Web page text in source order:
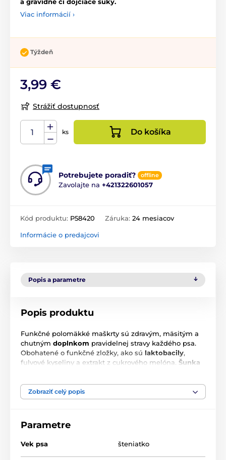
a gravidné či dojčiace suky.
Viac informácií ›
Týždeň
3,99 €
Strážiť dostupnosť
ks Do košíka
Potrebujete poradiť? offline
Zavolajte na +421322601057
Kód produktu: P58420 Záruka: 24 mesiacov
Informácie o predajcovi
Popis a parametre
Popis produktu
Funkčné polomäkké maškrty sú zdravým, mäsitým a
chutným doplnkom pravidelnej stravy každého psa.
Obohatené o funkčné zložky, ako sú laktobacily,
fulvové kyseliny a extrakt z cukrového melóna. Šunka
rastu.
Zobraziť celý popis
Parametre
Vek psa šteniatko